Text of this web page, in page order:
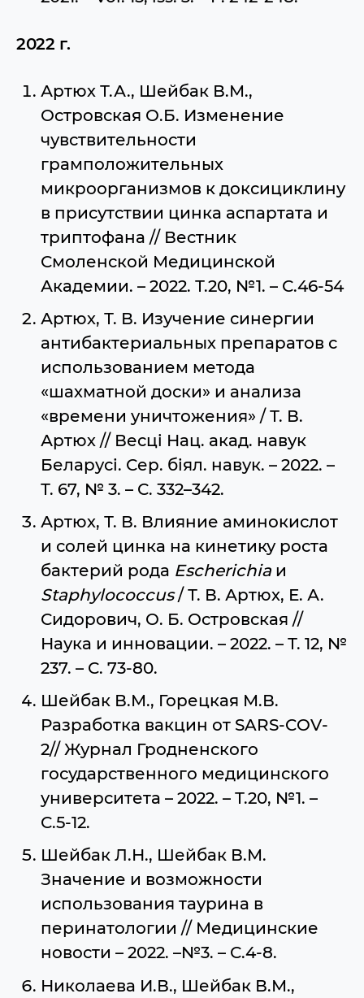
2022 г.
Артюх Т.А., Шейбак В.М.,
Островская О.Б. Изменение
чувствительности
грамположительных
микроорганизмов к доксициклину
в присутствии цинка аспартата и
триптофана // Вестник
Смоленской Медицинской
Академии. – 2022. Т.20, №1. – С.46-54
Артюх, Т. В. Изучение синергии
антибактериальных препаратов с
использованием метода
«шахматной доски» и анализа
«времени уничтожения» / Т. В.
Артюх // Весцi Нац. aкад. навук
Беларусі. Сер. біял. навук. – 2022. –
Т. 67, № 3. – С. 332–342.
Артюх, Т. В. Влияние аминокислот
и солей цинка на кинетику роста
бактерий рода Escherichia и
Staphylococcus/ Т. В. Артюх, Е. А.
Сидорович, О. Б. Островская //
Наука и инновации. – 2022. – Т. 12, №
237. – С. 73-80.
Шейбак В.М., Горецкая М.В.
Разработка вакцин от SARS-COV-
2// Журнал Гродненского
государственного медицинского
университета – 2022. – Т.20, №1. –
С.5-12.
Шейбак Л.Н., Шейбак В.М.
Значение и возможности
использования таурина в
перинатологии // Медицинские
новости – 2022. –№3. – С.4-8.
Николаева И.В., Шейбак В.М.,